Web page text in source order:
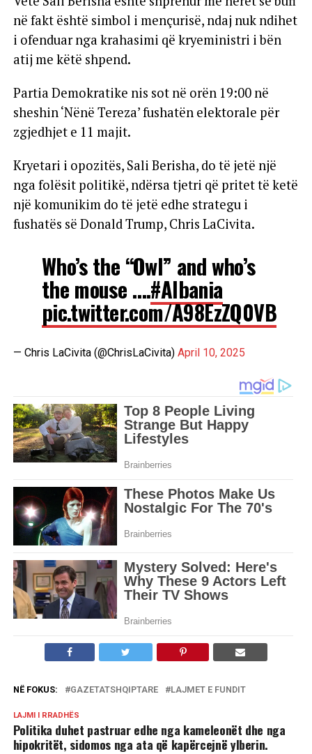
në fakt është simbol i mençurisë, ndaj nuk ndihet
i ofenduar nga krahasimi që kryeministri i bën
atij me këtë shpend.
Partia Demokratike nis sot në orën 19:00 në
sheshin ‘Nënë Tereza’ fushatën elektorale për
zgjedhjet e 11 majit.
Kryetari i opozitës, Sali Berisha, do të jetë një
nga folësit politikë, ndërsa tjetri që pritet të ketë
një komunikim do të jetë edhe strategu i
fushatës së Donald Trump, Chris LaCivita.
Who’s the “Owl” and who’s
the mouse ….#Albania
pic.twitter.com/A98EzZQ0VB
— Chris LaCivita (@ChrisLaCivita) April 10, 2025
NË FOKUS: GAZETATSHQIPTARE LAJMET E FUNDIT
LAJMI I RRADHËS
Politika duhet pastruar edhe nga kameleonët dhe nga
hipokritët, sidomos nga ata që kapërcejnë ylberin.